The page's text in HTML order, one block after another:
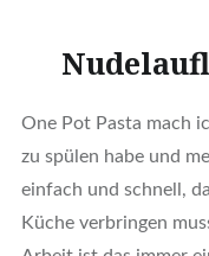
One Pot Pasta mach
zu spülen habe und
einfach und schnell,
Küche verbringen